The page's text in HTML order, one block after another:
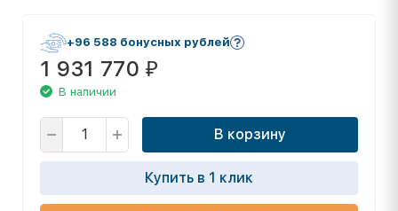
+96 588 бонусных рублей
1 931 770 ₽
В наличии
В корзину
Купить в 1 клик